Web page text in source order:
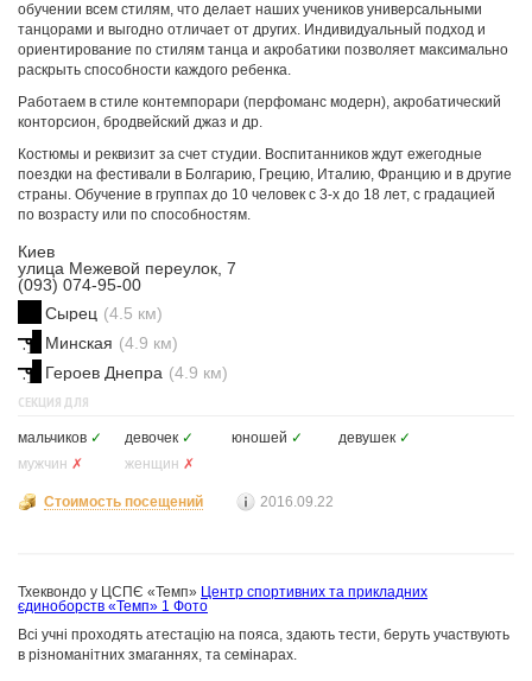
обучении всем стилям, что делает наших учеников универсальными
танцорами и выгодно отличает от других. Индивидуальный подход и
ориентирование по стилям танца и акробатики позволяет максимально
раскрыть способности каждого ребенка.
Работаем в стиле контемпорари (перфоманс модерн), акробатический
конторсион, бродвейский джаз и др.
Костюмы и реквизит за счет студии. Воспитанников ждут ежегодные
поездки на фестивали в Болгарию, Грецию, Италию, Францию и в другие
страны. Обучение в группах до 10 человек с 3-х до 18 лет, с градацией
по возрасту или по способностям.
Киев
улица Межевой переулок, 7
(093) 074-95-00
Сырец (4.5 км)
Минская (4.9 км)
Героев Днепра (4.9 км)
СЕКЦИЯ ДЛЯ
мальчиков ✓ девочек ✓ юношей ✓ девушек ✓
мужчин ✗ женщин ✗
Стоимость посещений 2016.09.22
Тхеквондо у ЦСПЄ «Темп» Центр спортивних та прикладних
єдиноборств «Темп» 1 Фото
Всі учні проходять атестацію на пояса, здають тести, беруть участвують
в різноманітних змаганнях, та семінарах.